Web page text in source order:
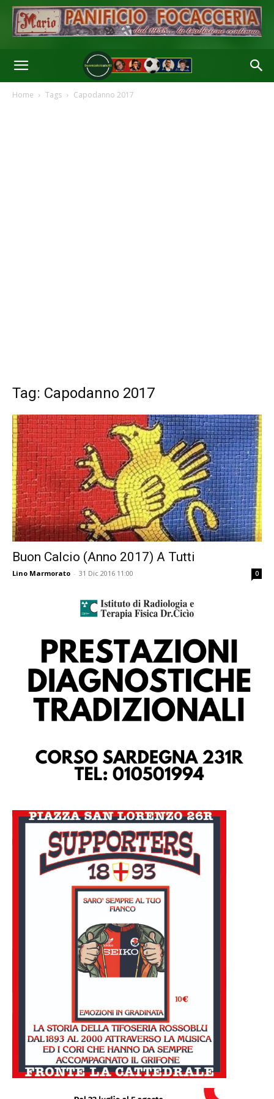
Home Tags Capodanno 2017
Tag: Capodanno 2017
Buon Calcio (Anno 2017) A Tutti
Lino Marmorato - 31 Dic 2016 11:00 0